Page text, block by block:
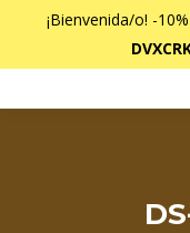
¡Bienvenida/o! -